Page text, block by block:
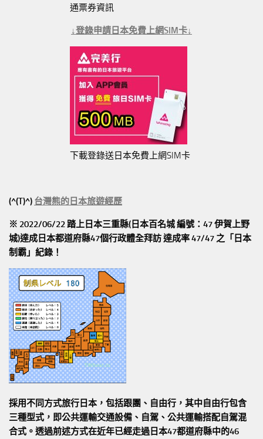
通票券資訊
↓登錄申請日本免費上網SIM卡↓
下載登錄送日本免費上網SIM卡
(^(T)^) 台灣熊的日本旅遊經歷
※ 2022/06/22 踏上日本三重縣(日本百名城 編號：47 伊賀上野
城)達成日本都道府縣47個行政體全拜訪達成率 47/47 之「日本
制霸」紀錄！
採用不同方式旅行日本，包括跟團、自由行，其中自由行包含
三種型式，即公共運輸交通設備、自駕、公共運輸搭配自駕混
合式。透過前述方式在近年已經走過日本47都道府縣中的46